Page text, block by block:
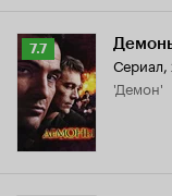
Рейтинг
Кинопоиска
7.7
7.7
Сериал,
'Демон'